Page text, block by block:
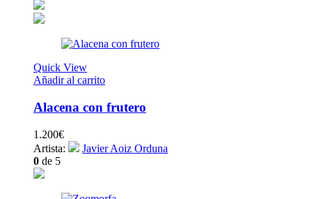
Quick View
Añadir al carrito
Alacena con frutero
1.200€
Artista:
Javier Aoiz Orduna
0 de 5